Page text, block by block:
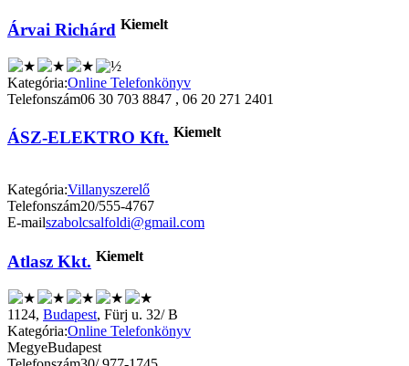
Árvai Richárd Kiemelt
Kategória:Online Telefonkönyv
Telefonszám06 30 703 8847 , 06 20 271 2401
ÁSZ-ELEKTRO Kft. Kiemelt
Kategória:Villanyszerelő
Telefonszám20/555-4767
E-mailszabolcsalfoldi@gmail.com
Atlasz Kkt. Kiemelt
1124, Budapest, Fürj u. 32/ B
Kategória:Online Telefonkönyv
MegyeBudapest